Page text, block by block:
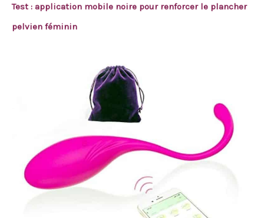
Test : application mobile noire pour renforcer le plancher
pelvien féminin